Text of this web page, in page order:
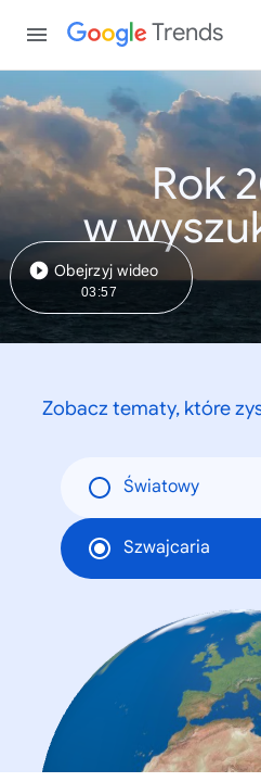
Trends
Rok
w
Obejrzyj wideo
03:57
Zobacz tematy, które
Światowy
Szwajcaria